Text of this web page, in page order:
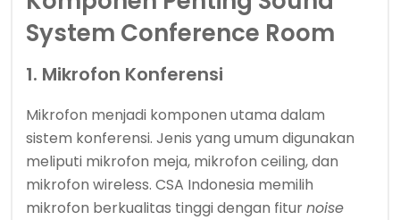
System Conference Room
1. Mikrofon Konferensi
Mikrofon menjadi komponen utama dalam
sistem konferensi. Jenis yang umum digunakan
meliputi mikrofon meja, mikrofon ceiling, dan
mikrofon wireless. CSA Indonesia memilih
mikrofon berkualitas tinggi dengan fiturnoise